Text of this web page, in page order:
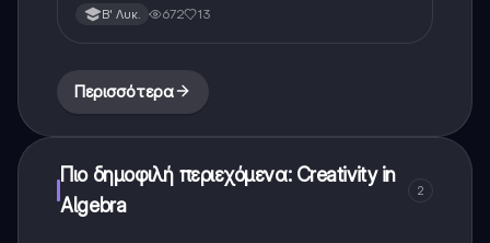
Β' Λυκ. 672 13
Περισσότερα
Πιο δημοφιλή περιεχόμενα: Creativity in
Algebra
2